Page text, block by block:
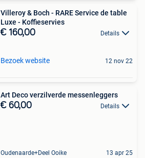
Villeroy & Boch - RARE Service de table
Luxe - Koffieservies
€ 160,00 Details
Bezoek website 12 nov 22
Art Deco verzilverde messenleggers
€ 60,00 Details
Oudenaarde+Deel Ooike 13 apr 25